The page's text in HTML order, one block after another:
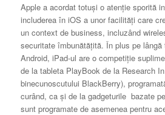
Apple a acordat totuşi o atenţie sporită
includerea în iOS a unor facilităţi care
un context de business, incluzând
securitate îmbunătăţită. În plus pe lângă
Android, iPad-ul are o competiţie
de la tableta PlayBook de la Research
binecunoscutului BlackBerry),
curând, ca şi de la gadgeturile bazate
sunt programate de asemenea pentru